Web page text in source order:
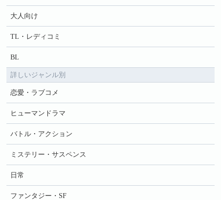
大人向け
TL・レディコミ
BL
詳しいジャンル別
恋愛・ラブコメ
ヒューマンドラマ
バトル・アクション
ミステリー・サスペンス
日常
ファンタジー・SF